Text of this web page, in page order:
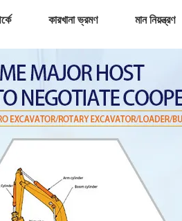
কারখানা ভ্রমণ মান নিয়ন্ত্রণ